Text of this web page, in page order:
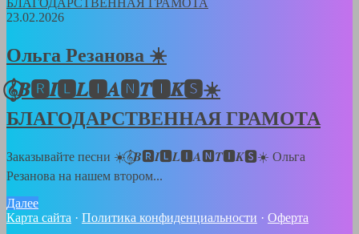
23.02.2026
Ольга Резанова ☀️
𝄞⃝𝑩🆁𝑰🅻𝑳🅸𝑨🅽𝑻🅸𝑲🆂☀️
БЛАГОДАРСТВЕННАЯ ГРАМОТА
Заказывайте песни ☀️𝄞⃝𝑩🆁𝑰🅻𝑳🅸𝑨🅽𝑻🅸𝑲🆂☀️ Ольга
Резанова на нашем втором...
Далее
Карта сайта · Политика конфиденциальности · Оферта